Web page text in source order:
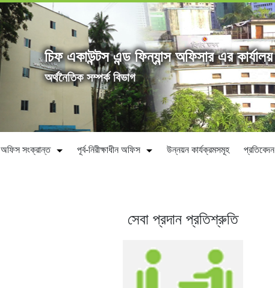
চিফ একাউন্টস এন্ড ফিন্যান্স অফিসার এর কার্যালয়
অৰ্থনৈতিক সম্পর্ক বিভাগ
অফিস সংক্রান্ত পূর্ব-নিরীক্ষাধীন অফিস উন্নয়ন কার্যক্রমসমূহ প্রতিবেদন
সেবা প্রদান প্রতিশ্রুতি